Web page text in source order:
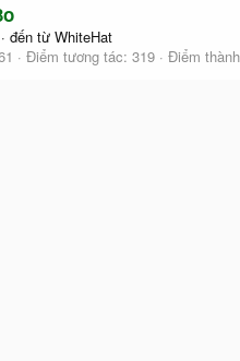
· đến từ WhiteHat
Điểm tương tác 319 Điểm